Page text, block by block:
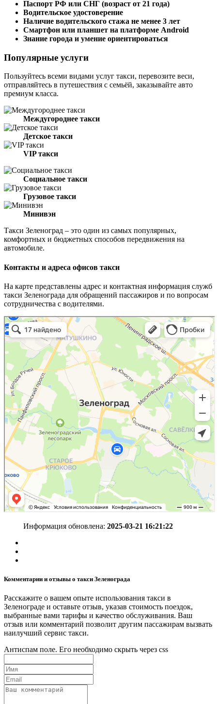
Паспорт РФ или СНГ (возраст от 21 года)
Водительское удостоверение
Наличие водительского стажа не менее 3 лет
Смартфон или планшет на платформе Android
Знание города и умение ориентироваться
Популярные услуги
Пользуйтесь всеми видами услуг такси, перевозите веси,
отправляйтесь в путешествия с семьёй, заказывайте авто
премиум класса.
Междугороднее такси
Детское такси
VIP такси
Социальное такси
Грузовое такси
Минивэн
Такси Зеленоград – это один из самых популярных,
комфортных и бюджетных способов передвижения на
автомобиле.
Контакты и адреса офисов такси
На карте представлены адрес и контактная информация служб
такси Зеленограда для обращений пассажиров и по вопросам
сотрудничества с водителями.
Информация обновлена: 2025-03-21 16:21:22
Комментарии и отзывы о такси Зеленограда
Расскажите о вашем опыте использования такси в
Зеленограде и оставьте отзыв, указав стоимость поездок,
выбранные вами тарифы и качество обслуживания. Ваш
отзыв или комментарий позволит другим пассажирам вызвать
наилучший сервис такси.
Антиспам поле. Его необходимо скрыть через css